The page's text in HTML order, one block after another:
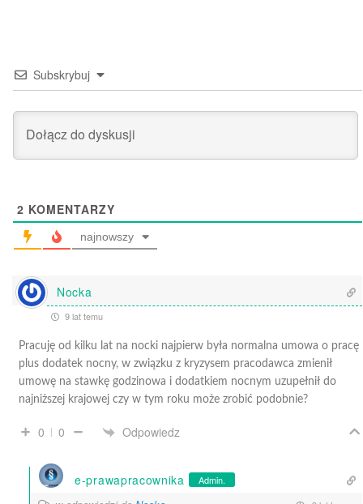
Subskrybuj
2 KOMENTARZY
najnowszy
Nocka
9 lat temu
Pracuję od kilku lat na nocki najpierw była normalna umowa o pracę
plus dodatek nocny, w związku z kryzysem pracodawca zmienił
umowę na stawkę godzinowa i dodatkiem nocnym uzupełnił do
najniższej krajowej czy w tym roku może zrobić podobnie?
0 0 Odpowiedz
e-prawapracownika Admin.